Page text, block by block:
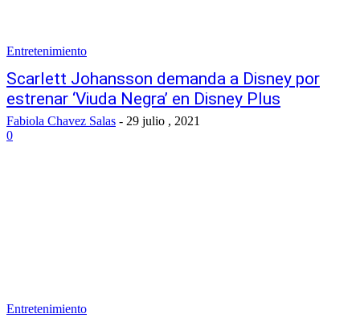
Entretenimiento
Scarlett Johansson demanda a Disney por
estrenar ‘Viuda Negra’ en Disney Plus
Fabiola Chavez Salas - 29 julio , 2021
0
Entretenimiento